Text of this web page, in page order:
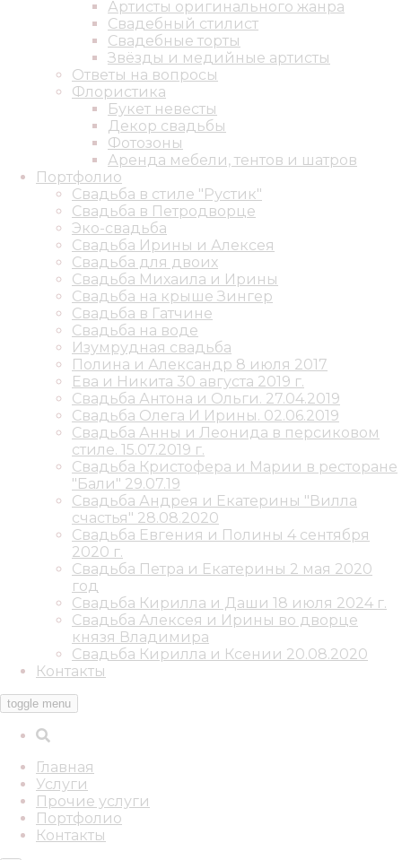
Артисты оригинального жанра
Свадебный стилист
Свадебные торты
Звёзды и медийные артисты
Ответы на вопросы
Флористика
Букет невесты
Декор свадьбы
Фотозоны
Аренда мебели, тентов и шатров
Портфолио
Свадьба в стиле "Рустик"
Свадьба в Петродворце
Эко-свадьба
Свадьба Ирины и Алексея
Свадьба для двоих
Свадьба Михаила и Ирины
Свадьба на крыше Зингер
Свадьба в Гатчине
Свадьба на воде
Изумрудная свадьба
Полина и Александр 8 июля 2017
Ева и Никита 30 августа 2019 г.
Свадьба Антона и Ольги. 27.04.2019
Свадьба Олега И Ирины. 02.06.2019
Свадьба Анны и Леонида в персиковом
стиле. 15.07.2019 г.
Свадьба Кристофера и Марии в ресторане
"Бали" 29.07.19
Свадьба Андрея и Екатерины "Вилла
счастья" 28.08.2020
Свадьба Евгения и Полины 4 сентября
2020 г.
Свадьба Петра и Екатерины 2 мая 2020
год
Свадьба Кирилла и Даши 18 июля 2024 г.
Свадьба Алексея и Ирины во дворце
князя Владимира
Свадьба Кирилла и Ксении 20.08.2020
Контакты
toggle menu
Главная
Услуги
Прочие услуги
Портфолио
Контакты